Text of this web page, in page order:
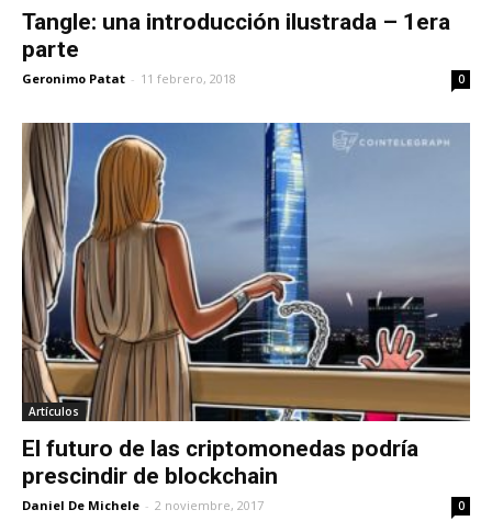
Tangle: una introducción ilustrada – 1era
parte
Geronimo Patat - 11 febrero, 2018 0
Artículos
El futuro de las criptomonedas podría
prescindir de blockchain
Daniel De Michele - 2 noviembre, 2017 0